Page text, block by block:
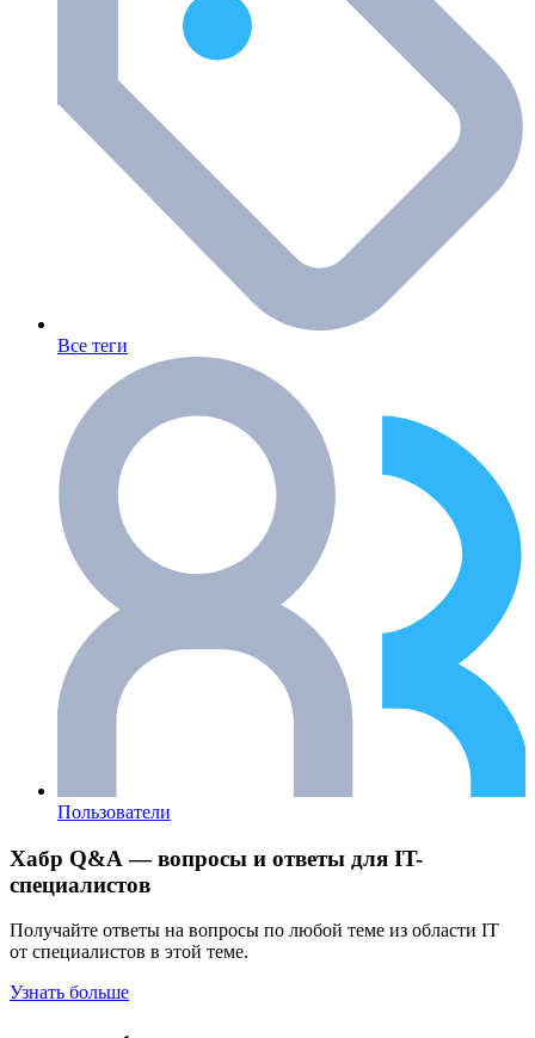
Все теги
Пользователи
Хабр Q&A — вопросы и ответы для IT-
специалистов
Получайте ответы на вопросы по любой теме из области IT
от специалистов в этой теме.
Узнать больше